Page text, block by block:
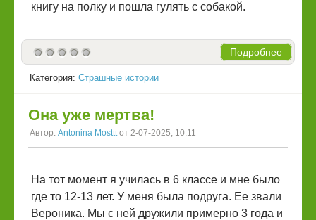
книгу на полку и пошла гулять с собакой.
Подробнее
Категория: Страшные истории
Она уже мертва!
Автор: Antonina Mosttt от 2-07-2025, 10:11
На тот момент я училась в 6 классе и мне было
где то 12-13 лет. У меня была подруга. Ее звали
Вероника. Мы с ней дружили примерно 3 года и